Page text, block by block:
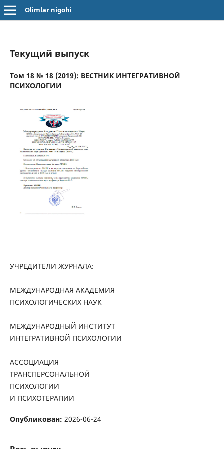
Olimlar nigohi
Текущий выпуск
Том 18 № 18 (2019): ВЕСТНИК ИНТЕГРАТИВНОЙ
ПСИХОЛОГИИ
УЧРЕДИТЕЛИ ЖУРНАЛА:
МЕЖДУНАРОДНАЯ АКАДЕМИЯ
ПСИХОЛОГИЧЕСКИХ НАУК
МЕЖДУНАРОДНЫЙ ИНСТИТУТ
ИНТЕГРАТИВНОЙ ПСИХОЛОГИИ
АССОЦИАЦИЯ
ТРАНСПЕРСОНАЛЬНОЙ
ПСИХОЛОГИИ
И ПСИХОТЕРАПИИ
Опубликован: 2026-06-24